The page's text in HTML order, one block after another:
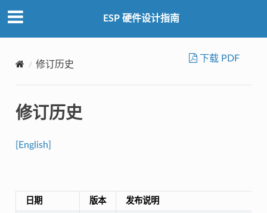
ESP 硬件设计指南
修订历史
下载 PDF
修订历史
[English]
日期 版本 发布说明